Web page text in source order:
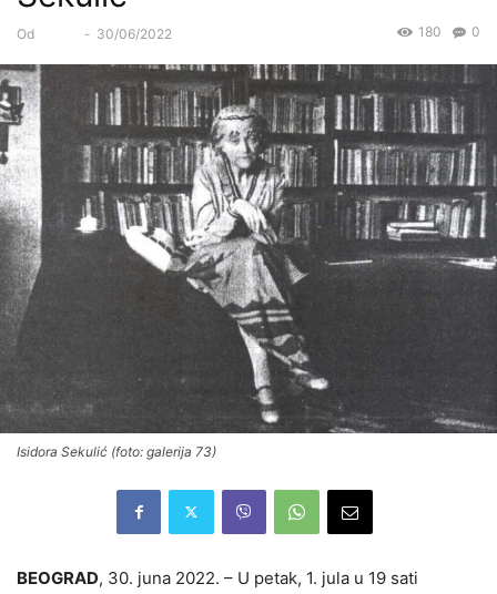
Od - 30/06/2022 0
180
Isidora Sekulić (foto: galerija 73)
BEOGRAD, 30. juna 2022. – U petak, 1. jula u 19 sati